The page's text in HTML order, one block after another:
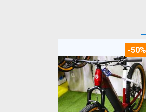
-50%